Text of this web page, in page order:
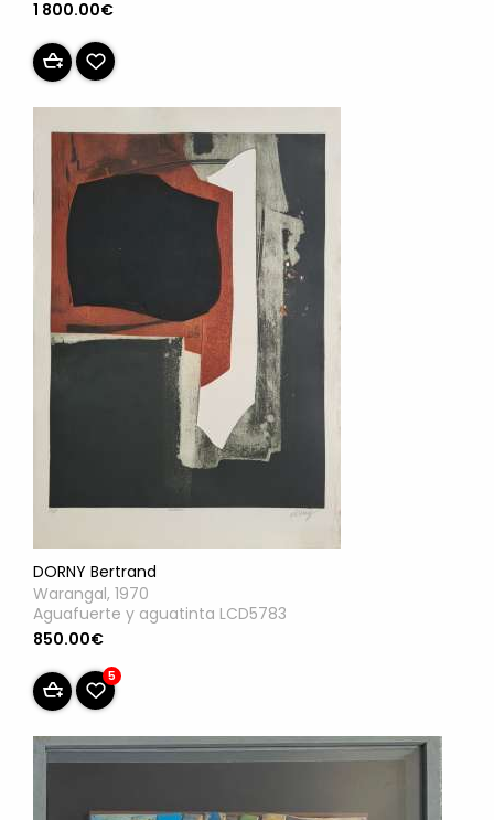
1 800.00€
DORNY Bertrand
Warangal, 1970
Aguafuerte y aguatinta LCD5783
850.00€
5